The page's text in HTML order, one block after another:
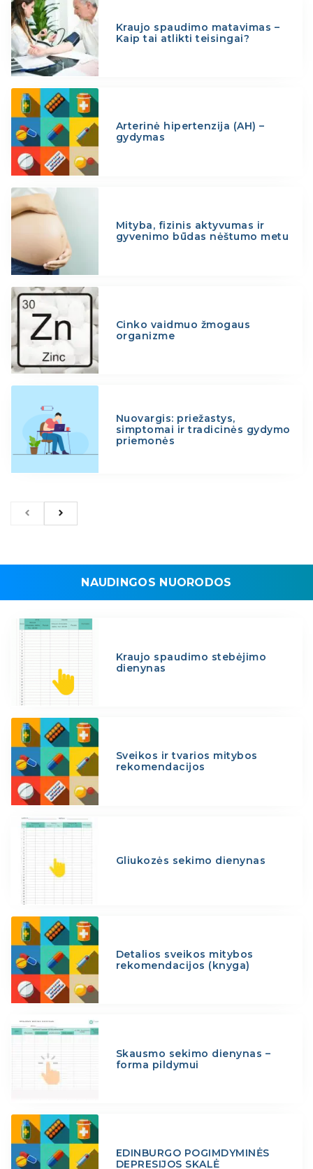
Kraujo spaudimo matavimas –
Kaip tai atlikti teisingai?
Arterinė hipertenzija (AH) –
gydymas
Mityba, fizinis aktyvumas ir
gyvenimo būdas nėštumo metu
Cinko vaidmuo žmogaus
organizme
Nuovargis: priežastys,
simptomai ir tradicinės gydymo
priemonės
NAUDINGOS NUORODOS
Kraujo spaudimo stebėjimo
dienynas
Sveikos ir tvarios mitybos
rekomendacijos
Gliukozės sekimo dienynas
Detalios sveikos mitybos
rekomendacijos (knyga)
Skausmo sekimo dienynas –
forma pildymui
EDINBURGO POGIMDYMINĖS
DEPRESIJOS SKALĖ